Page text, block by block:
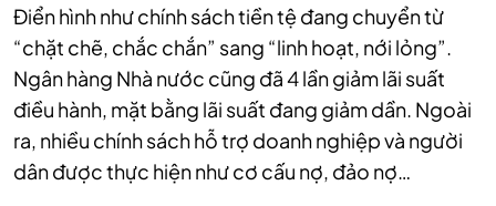
Điển hình như chính sách tiền tệ đang chuyển từ
“chặt chẽ, chắc chắn” sang “linh hoạt, nới lỏng”.
Ngân hàng Nhà nước cũng đã 4 lần giảm lãi suất
điều hành, mặt bằng lãi suất đang giảm dần. Ngoài
ra, nhiều chính sách hỗ trợ doanh nghiệp và người
dân được thực hiện như cơ cấu nợ, đảo nợ…